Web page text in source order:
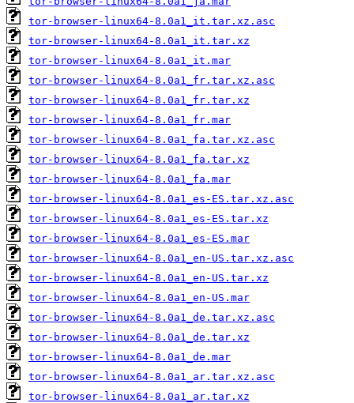
tor-browser-linux64-8.0a1_it.tar.xz.asc
tor-browser-linux64-8.0a1_it.tar.xz
tor-browser-linux64-8.0a1_it.mar
tor-browser-linux64-8.0a1_fr.tar.xz.asc
tor-browser-linux64-8.0a1_fr.tar.xz
tor-browser-linux64-8.0a1_fr.mar
tor-browser-linux64-8.0a1_fa.tar.xz.asc
tor-browser-linux64-8.0a1_fa.tar.xz
tor-browser-linux64-8.0a1_fa.mar
tor-browser-linux64-8.0a1_es-ES.tar.xz.asc
tor-browser-linux64-8.0a1_es-ES.tar.xz
tor-browser-linux64-8.0a1_es-ES.mar
tor-browser-linux64-8.0a1_en-US.tar.xz.asc
tor-browser-linux64-8.0a1_en-US.tar.xz
tor-browser-linux64-8.0a1_en-US.mar
tor-browser-linux64-8.0a1_de.tar.xz.asc
tor-browser-linux64-8.0a1_de.tar.xz
tor-browser-linux64-8.0a1_de.mar
tor-browser-linux64-8.0a1_ar.tar.xz.asc
tor-browser-linux64-8.0a1_ar.tar.xz